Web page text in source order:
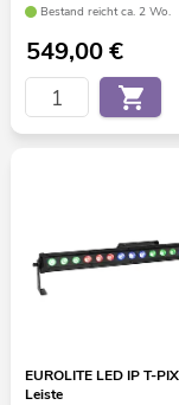
Bestand reicht ca. 2 Wo.
549,00€
EUROLITE LED IP T-
Leiste